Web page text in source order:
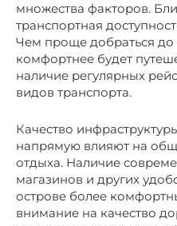
множества факторов.
транспортная
Чем проще добраться до
комфортнее будет
наличие регулярных
видов транспорта.
Качество
напрямую влияют на
отдыха. Наличие
магазинов и других
острове более
внимание на качество